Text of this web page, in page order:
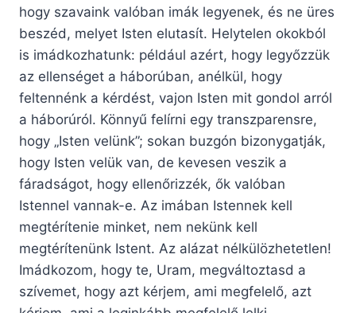
hogy szavaink valóban imák legyenek, és ne üres
beszéd, melyet Isten elutasít. Helytelen okokból
is imádkozhatunk: például azért, hogy legyőzzük
az ellenséget a háborúban, anélkül, hogy
feltennénk a kérdést, vajon Isten mit gondol arról
a háborúról. Könnyű felírni egy transzparensre,
hogy „Isten velünk”; sokan buzgón bizonygatják,
hogy Isten velük van, de kevesen veszik a
fáradságot, hogy ellenőrizzék, ők valóban
Istennel vannak-e. Az imában Istennek kell
megtérítenie minket, nem nekünk kell
megtérítenünk Istent. Az alázat nélkülözhetetlen!
Imádkozom, hogy te, Uram, megváltoztasd a
szívemet, hogy azt kérjem, ami megfelelő, azt